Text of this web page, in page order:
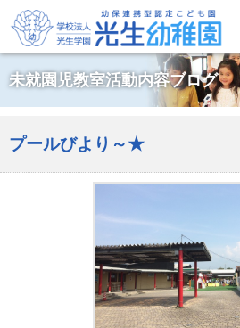
未就園児教室活動内容ブログ
プールびより～★